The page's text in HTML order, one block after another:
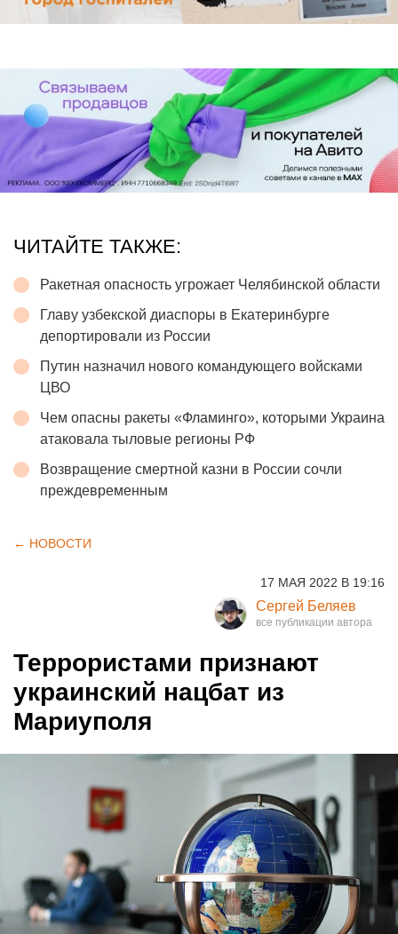
ЧИТАЙТЕ ТАКЖЕ:
Ракетная опасность угрожает Челябинской области
Главу узбекской диаспоры в Екатеринбурге
депортировали из России
Путин назначил нового командующего войсками
ЦВО
Чем опасны ракеты «Фламинго», которыми Украина
атаковала тыловые регионы РФ
Возвращение смертной казни в России сочли
преждевременным
← НОВОСТИ
17 МАЯ 2022 В 19:16
Сергей Беляев
Террористами признают
украинский нацбат из
Мариуполя